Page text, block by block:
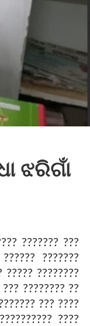
ଝରିଗାଁ
??????? ???
???????
????? ????????
???????? ??
??? ????
????